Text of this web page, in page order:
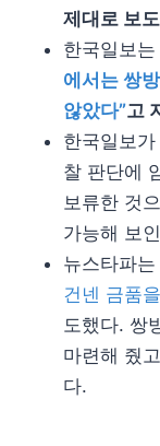
제대로 보
한국일보는
에서는 쌍
않았다”고
한국일보
찰 판단에
보류한 것
가능해 보
뉴스타파는
건넨 금품
도했다. 쌍
마련해 줬
다.